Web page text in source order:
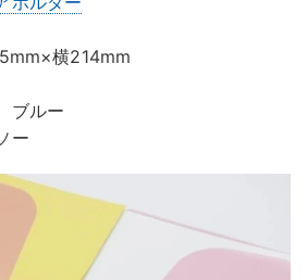
横214mm
ブルー
ー